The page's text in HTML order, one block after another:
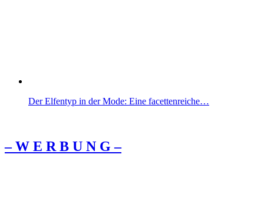
Der Elfentyp in der Mode: Eine facettenreiche…
– W Ε R Β U Ν G –